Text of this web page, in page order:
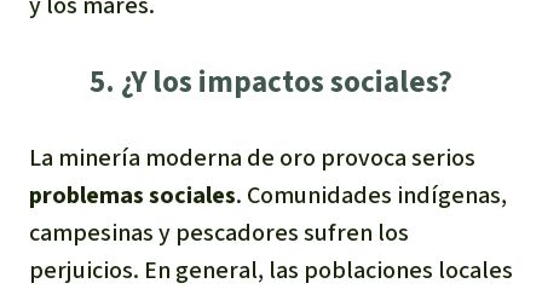
5. ¿Y los impactos sociales?
La minería moderna de oro provoca serios
problemas sociales. Comunidades indígenas,
campesinas y pescadores sufren los
perjuicios. En general, las poblaciones locales